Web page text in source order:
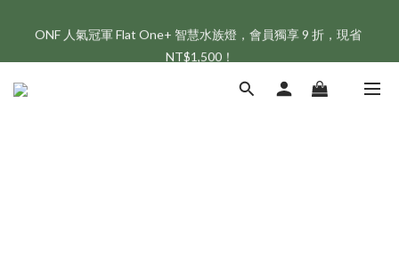
新會員享首購折 $100 優惠，立即點我註冊！！
NT$1,500！
新會員享首購折 $100 優惠，立即點我註冊！！